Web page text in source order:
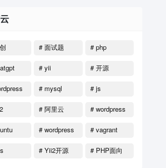
# 面试题 # php
# yii # 开源
# mysql # js
# 阿里云
# wordpress
# wordpress
# vagrant
# Yii2开源
# PHP面向